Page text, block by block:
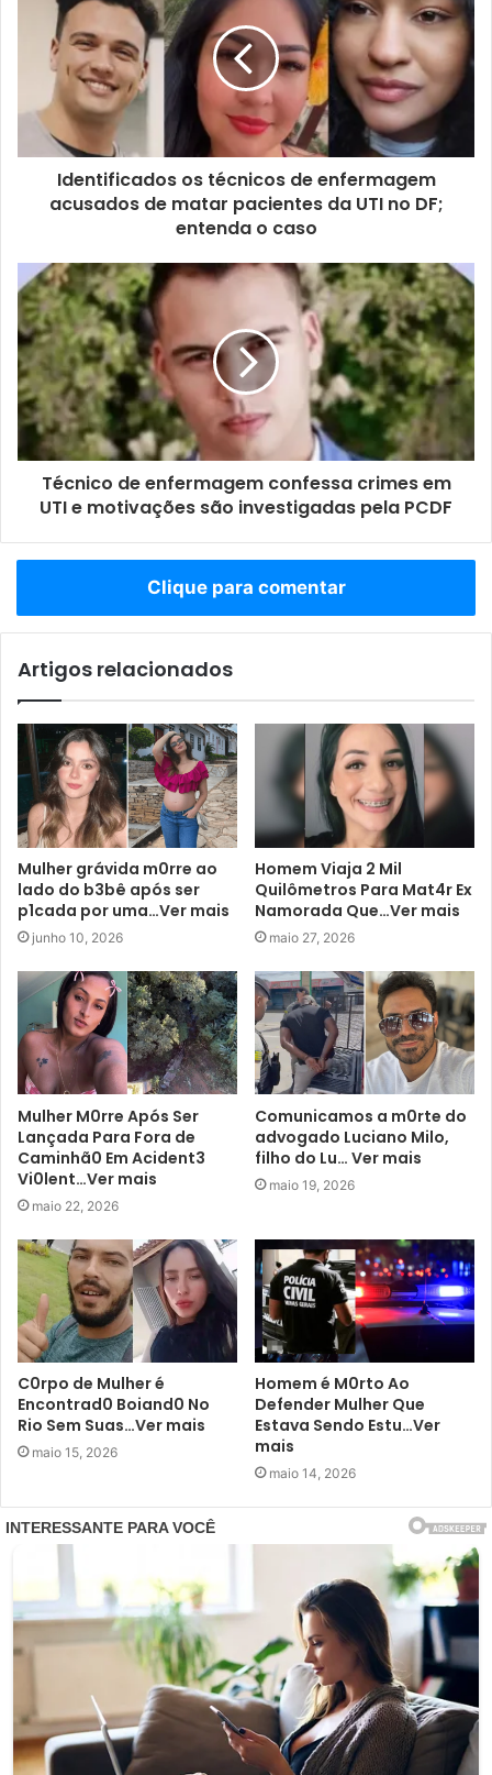
Identificados os técnicos de enfermagem
acusados de matar pacientes da UTI no DF;
entenda o caso
Técnico de enfermagem confessa crimes em
UTI e motivações são investigadas pela PCDF
Clique para comentar
Artigos relacionados
Mulher grávida m0rre ao
lado do b3bê após ser
p1cada por uma…Ver mais
junho 10, 2026
Homem Viaja 2 Mil
Quilômetros Para Mat4r Ex
Namorada Que…Ver mais
maio 27, 2026
Mulher M0rre Após Ser
Lançada Para Fora de
Caminhã0 Em Acident3
Vi0lent…Ver mais
maio 22, 2026
Comunicamos a m0rte do
advogado Luciano Milo,
filho do Lu… Ver mais
maio 19, 2026
C0rpo de Mulher é
Encontrad0 Boiand0 No
Rio Sem Suas…Ver mais
maio 15, 2026
Homem é M0rto Ao
Defender Mulher Que
Estava Sendo Estu…Ver
mais
maio 14, 2026